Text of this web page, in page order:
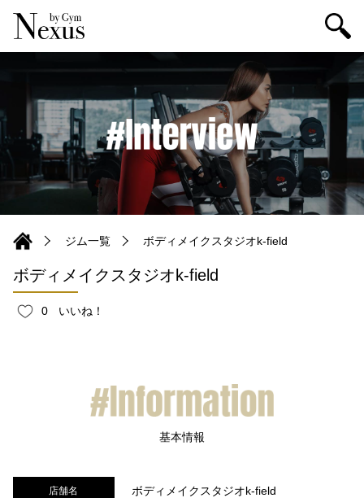
ジム一覧 ボディメイクスタジオk-field
ボディメイクスタジオk-field
0 いいね！
店舗名 ボディメイクスタジオk-field